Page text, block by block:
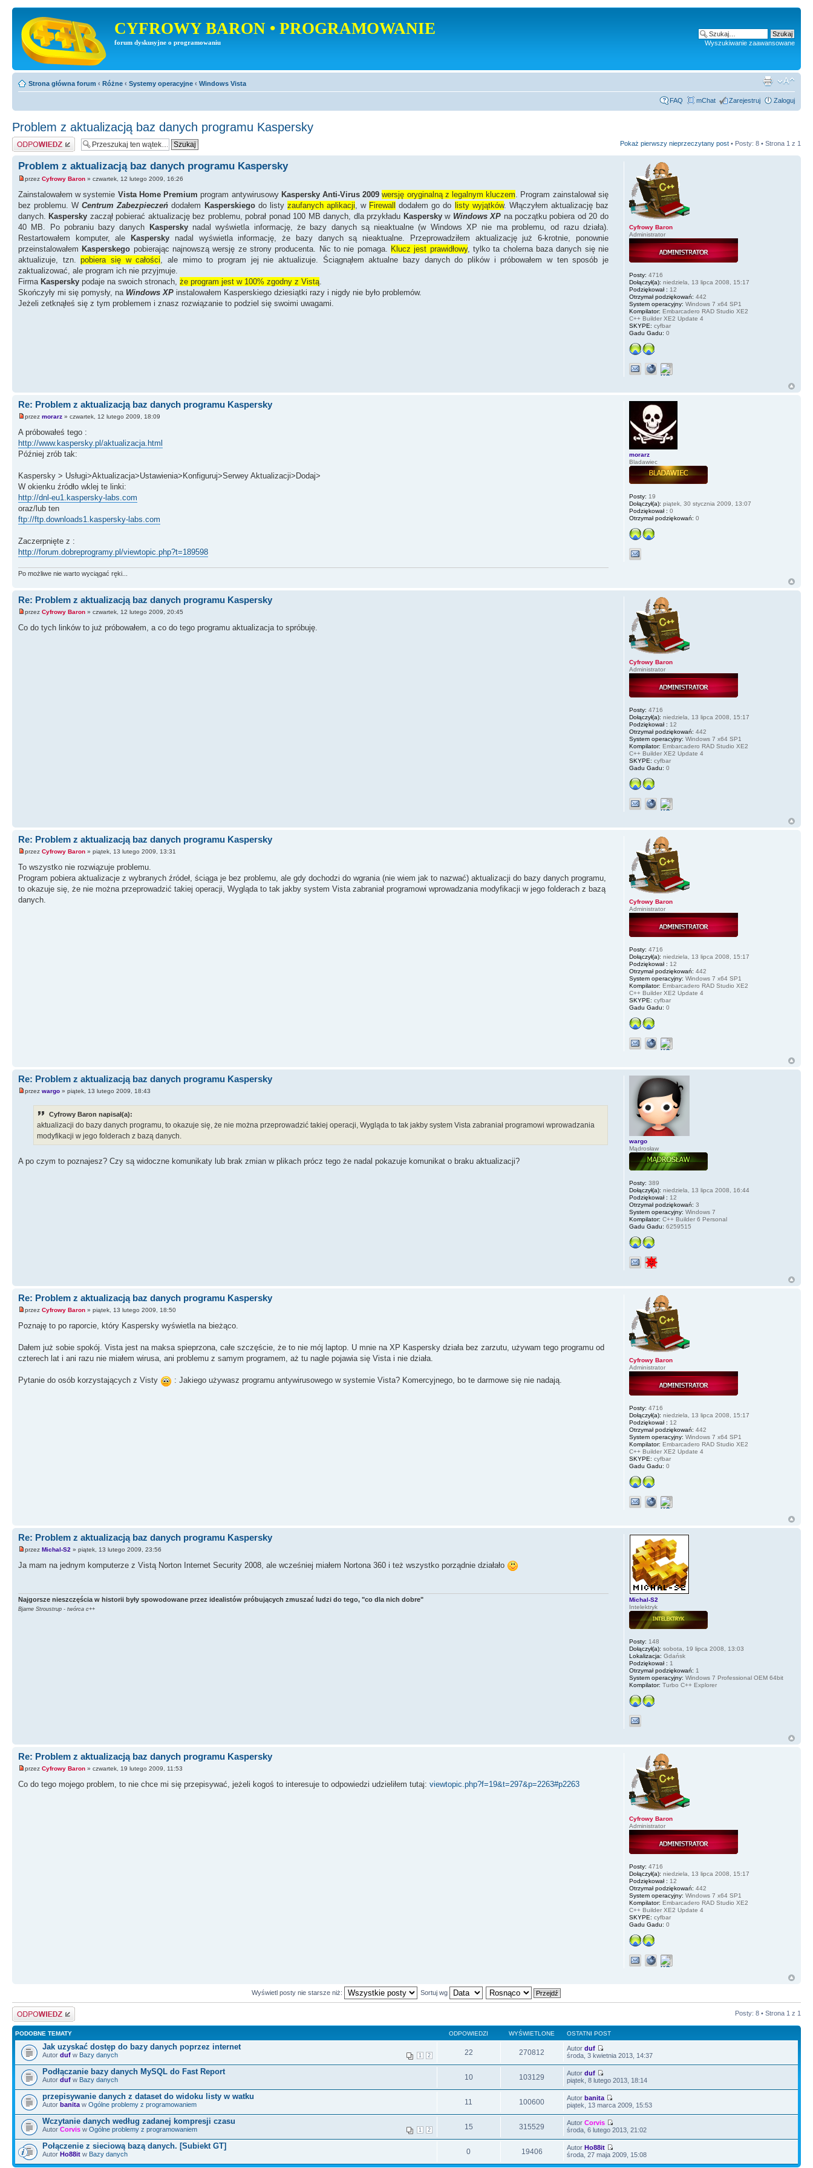
CYFROWY BARON • PROGRAMOWANIE
forum dyskusyjne o programowaniu Wyszukiwanie zaawansowane
Strona główna forum ‹ Różne ‹ Systemy operacyjne ‹ Windows Vista
FAQ mChat Zarejestruj Zaloguj
Problem z aktualizacją baz danych programu Kaspersky
Odpowiedz Pokaż pierwszy nieprzeczytany post • Posty: 8 • Strona 1 z 1
Problem z aktualizacją baz danych programu Kaspersky
przez Cyfrowy Baron » czwartek, 12 lutego 2009, 16:26
Zainstalowałem w systemie Vista Home Premium program antywirusowy Kaspersky Anti-Virus 2009 wersję oryginalną z legalnym kluczem. Program zainstalował się
bez problemu. WCentrum Zabezpieczeń dodałem Kasperskiegodo listy zaufanych aplikacji, w Firewall dodałem go do listy wyjątków. Włączyłem aktualizację baz
danych. Kaspersky zaczął pobierać aktualizację bez problemu, pobrał ponad 100 MB danych, dla przykładu Kasperskyw Windows XP na początku pobiera od 20 do
40 MB. Po pobraniu bazy danych
Kasperskynadal wyświetla informację, że bazy danych są nieaktualne (w Windows XP nie ma problemu, od razu działa).
Restartowałem komputer, ale
Kaspersky nadal wyświetla informację, że bazy danych są nieaktualne. Przeprowadziłem aktualizację już 6-krotnie, ponownie
przeinstalowałem Kasperskego pobierając najnowszą wersję ze strony producenta. Nic to nie pomaga. Klucz jest prawidłowy, tylko ta cholerna baza danych się nie
aktualizuje, tzn.pobiera się w całości, ale mimo to program jej nie aktualizuje. Ściągnąłem aktualne bazy danych do plików i próbowałem w ten sposób je
zaktualizować, ale program ich nie przyjmuje.
Firma Kaspersky podaje na swoich stronach, że program jest w 100% zgodny z Vistą.
Skończyły mi się pomysły, na Windows XP instalowałem Kasperskiego dziesiątki razy i nigdy nie było problemów.
Jeżeli zetknąłeś się z tym problemem i znasz rozwiązanie to podziel się swoimi uwagami.
Cyfrowy Baron
Administrator
Posty: 4716
Dołączył(a): niedziela, 13 lipca 2008, 15:17
Podziękował : 12
Otrzymał podziękowań: 442
System operacyjny: Windows 7 x64 SP1
Kompilator: Embarcadero RAD Studio XE2
C++ Builder XE2 Update 4
SKYPE: cyfbar
Gadu Gadu: 0
Re: Problem z aktualizacją baz danych programu Kaspersky
przez morarz » czwartek, 12 lutego 2009, 18:09
A próbowałeś tego :
http://www.kaspersky.pl/aktualizacja.html
Później zrób tak:
Kaspersky > Usługi>Aktualizacja>Ustawienia>Konfiguruj>Serwey Aktualizacji>Dodaj>
W okienku źródło wklej te linki:
http://dnl-eu1.kaspersky-labs.com
oraz/lub ten
ftp://ftp.downloads1.kaspersky-labs.com
Zaczerpnięte z :
http://forum.dobreprogramy.pl/viewtopic.php?t=189598
Po możliwe nie warto wyciągać ręki...
morarz
Bladawiec
Posty: 19
Dołączył(a): piątek, 30 stycznia 2009, 13:07
Podziękował : 0
Otrzymał podziękowań: 0
Re: Problem z aktualizacją baz danych programu Kaspersky
przez Cyfrowy Baron » czwartek, 12 lutego 2009, 20:45
Co do tych linków to już próbowałem, a co do tego programu aktualizacja to spróbuję.
Cyfrowy Baron
Administrator
Posty: 4716
Dołączył(a): niedziela, 13 lipca 2008, 15:17
Podziękował : 12
Otrzymał podziękowań: 442
System operacyjny: Windows 7 x64 SP1
Kompilator: Embarcadero RAD Studio XE2
C++ Builder XE2 Update 4
SKYPE: cyfbar
Gadu Gadu: 0
Re: Problem z aktualizacją baz danych programu Kaspersky
przez Cyfrowy Baron » piątek, 13 lutego 2009, 13:31
To wszystko nie rozwiązuje problemu.
Program pobiera aktualizacje z wybranych źródeł, ściąga je bez problemu, ale gdy dochodzi do wgrania (nie wiem jak to nazwać) aktualizacji do bazy danych programu,
to okazuje się, że nie można przeprowadzić takiej operacji, Wygląda to tak jakby system Vista zabraniał programowi wprowadzania modyfikacji w jego folderach z bazą
danych.
Cyfrowy Baron
Administrator
Posty: 4716
Dołączył(a): niedziela, 13 lipca 2008, 15:17
Podziękował : 12
Otrzymał podziękowań: 442
System operacyjny: Windows 7 x64 SP1
Kompilator: Embarcadero RAD Studio XE2
C++ Builder XE2 Update 4
SKYPE: cyfbar
Gadu Gadu: 0
Re: Problem z aktualizacją baz danych programu Kaspersky
przez wargo » piątek, 13 lutego 2009, 18:43
Cyfrowy Baron napisał(a):
aktualizacji do bazy danych programu, to okazuje się, że nie można przeprowadzić takiej operacji, Wygląda to tak jakby system Vista zabraniał programowi wprowadzania
modyfikacji w jego folderach z bazą danych.
A po czym to poznajesz? Czy są widoczne komunikaty lub brak zmian w plikach prócz tego że nadal pokazuje komunikat o braku aktualizacji?
wargo
Mądrosław
Posty: 389
Dołączył(a): niedziela, 13 lipca 2008, 16:44
Podziękował : 12
Otrzymał podziękowań: 3
System operacyjny: Windows 7
Kompilator: C++ Builder 6 Personal
Gadu Gadu: 6259515
Re: Problem z aktualizacją baz danych programu Kaspersky
przez Cyfrowy Baron » piątek, 13 lutego 2009, 18:50
Poznaję to po raporcie, który Kaspersky wyświetla na bieżąco.
Dałem już sobie spokój. Vista jest na maksa spieprzona, całe szczęście, że to nie mój laptop. U mnie na XP Kaspersky działa bez zarzutu, używam tego programu od
czterech lat i ani razu nie miałem wirusa, ani problemu z samym programem, aż tu nagle pojawia się Vista i nie działa.
Pytanie do osób korzystających z Visty : Jakiego używasz programu antywirusowego w systemie Vista? Komercyjnego, bo te darmowe się nie nadają.
Cyfrowy Baron
Administrator
Posty: 4716
Dołączył(a): niedziela, 13 lipca 2008, 15:17
Podziękował : 12
Otrzymał podziękowań: 442
System operacyjny: Windows 7 x64 SP1
Kompilator: Embarcadero RAD Studio XE2
C++ Builder XE2 Update 4
SKYPE: cyfbar
Gadu Gadu: 0
Re: Problem z aktualizacją baz danych programu Kaspersky
przez Michal-S2 » piątek, 13 lutego 2009, 23:56
Ja mam na jednym komputerze z Vistą Norton Internet Security 2008, ale wcześniej miałem Nortona 360 i też wszystko porządnie działało
Najgorsze nieszczęścia w historii były spowodowane przez idealistów próbujących zmuszać ludzi do tego, "co dla nich dobre"
Bjarne Stroustrup - twórca c++
Michal-S2
Intelektryk
Posty: 148
Dołączył(a): sobota, 19 lipca 2008, 13:03
Lokalizacja: Gdańsk
Podziękował : 1
Otrzymał podziękowań: 1
System operacyjny: Windows 7 Professional OEM 64bit
Kompilator: Turbo C++ Explorer
Re: Problem z aktualizacją baz danych programu Kaspersky
przez Cyfrowy Baron » czwartek, 19 lutego 2009, 11:53
Co do tego mojego problem, to nie chce mi się przepisywać, jeżeli kogoś to interesuje to odpowiedzi udzieliłem tutaj: viewtopic.php?f=19&t=297&p=2263#p2263
Cyfrowy Baron
Administrator
Posty: 4716
Dołączył(a): niedziela, 13 lipca 2008, 15:17
Podziękował : 12
Otrzymał podziękowań: 442
System operacyjny: Windows 7 x64 SP1
Kompilator: Embarcadero RAD Studio XE2
C++ Builder XE2 Update 4
SKYPE: cyfbar
Gadu Gadu: 0
Wyświetl posty nie starsze niż: Sortuj wg
Odpowiedz Posty: 8 • Strona 1 z 1
PODOBNE TEMATY ODPOWIEDZI WYŚWIETLONE OSTATNI POST
Jak uzyskać dostęp do bazy danych poprzez internet
1 2
Autor duf w Bazy danych 22 270812 Autorduf
środa, 3 kwietnia 2013, 14:37
Podłączanie bazy danych MySQL do Fast Report
Autor duf w Bazy danych 10 103129 Autorduf
piątek, 8 lutego 2013, 18:14
przepisywanie danych z dataset do widoku listy w watku
Autor banita w Ogólne problemy z programowaniem 11 100600 Autorbanita
piątek, 13 marca 2009, 15:53
Wczytanie danych według zadanej kompresji czasu
1 2
Autor Corvis w Ogólne problemy z programowaniem 15 315529 AutorCorvis
środa, 6 lutego 2013, 21:02
Połączenie z sieciową bazą danych. [Subiekt GT]
Autor Ho88it w Bazy danych 0 19406 AutorHo88it
środa, 27 maja 2009, 15:08